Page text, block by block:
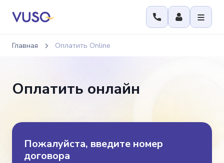
Главная Оплатить Online
Оплатить онлайн
Пожалуйста, введите номер
договора